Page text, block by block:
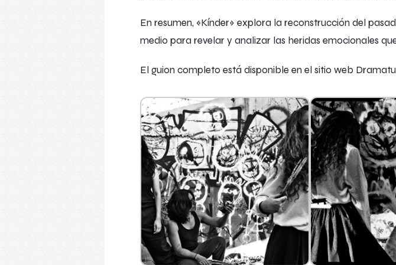
En resumen, «Kínder» explora la reconstrucción del
medio para revelar y analizar las heridas emocionales
El guion completo está disponible en el sitio web